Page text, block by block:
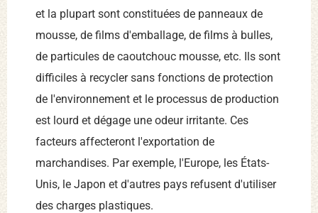
et la plupart sont constituées de panneaux de
mousse, de films d'emballage, de films à bulles,
de particules de caoutchouc mousse, etc. Ils sont
difficiles à recycler sans fonctions de protection
de l'environnement et le processus de production
est lourd et dégage une odeur irritante. Ces
facteurs affecteront l'exportation de
marchandises. Par exemple, l'Europe, les États-
Unis, le Japon et d'autres pays refusent d'utiliser
des charges plastiques.